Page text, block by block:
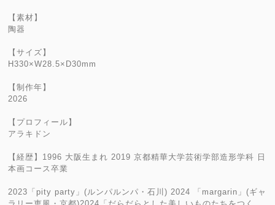
【素材】
陶器
【サイズ】
H330×W28.5×D30mm
【制作年】
2026
【プロフィール】
アラキドン
【経歴】1996 大阪生まれ 2019 京都精華大学芸術学部造形学科 日
本画コース卒業
2023「pity party」(ルンパルンパ・石川) 2024 「margarin」(ギャ